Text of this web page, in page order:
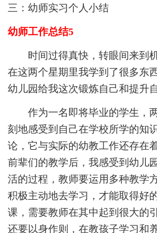
三：幼师实习个人小结
幼师工作总结5
时间过得真快，转眼间来到机
在这两个星期里我学到了很多东
幼儿园给我这次锻炼自己和提升
作为一名即将毕业的学生，
刻地感受到自己在学校所学的知
论，它与实际的幼教工作还存在
前辈们的教学后，我感受到幼儿
活的过程，教师要运用多种教学
积极主动地去学习，才能取得好
课，需要教师在其中起到很大的
还要以身作则，在教孩子学习和